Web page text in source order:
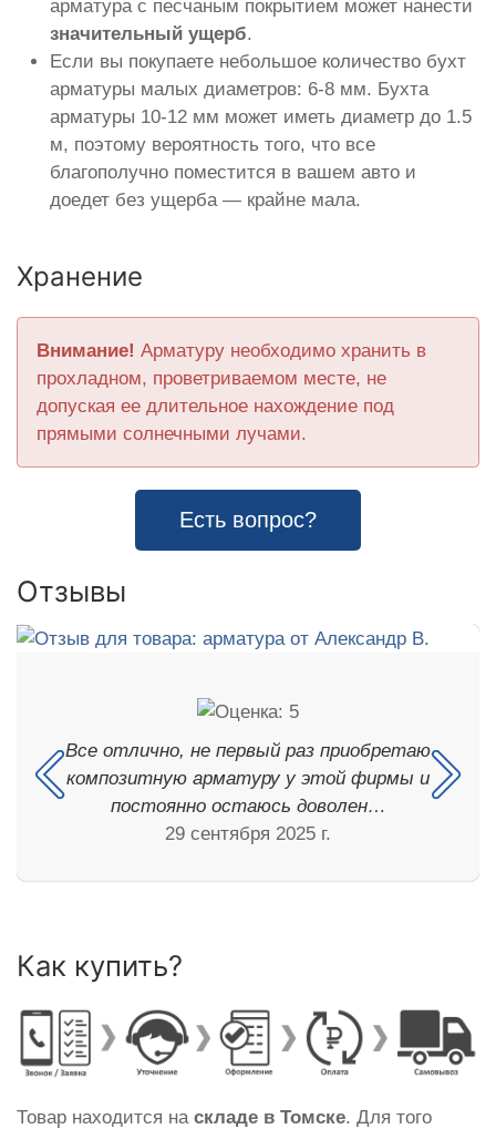
арматура с песчаным покрытием может нанести
значительный ущерб.
Если вы покупаете небольшое количество бухт
арматуры малых диаметров: 6-8 мм. Бухта
арматуры 10-12 мм может иметь диаметр до 1.5
м, поэтому вероятность того, что все
благополучно поместится в вашем авто и
доедет без ущерба — крайне мала.
Хранение
Внимание! Арматуру необходимо хранить в
прохладном, проветриваемом месте, не
допуская ее длительное нахождение под
прямыми солнечными лучами.
Есть вопрос?
Отзывы
Все отлично, не первый раз приобретаю
композитную арматуру у этой фирмы и
постоянно остаюсь доволен…
29 сентября 2025 г.
Как купить?
Товар находится на складе в Томске. Для того